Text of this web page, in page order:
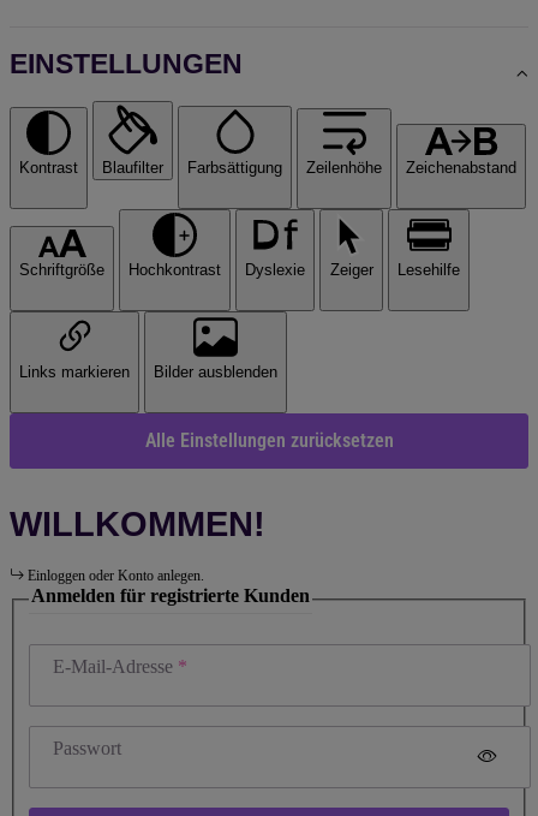
EINSTELLUNGEN
Kontrast Blaufilter Farbsättigung Zeilenhöhe Zeichenabstand
Schriftgröße Hochkontrast Dyslexie Zeiger Lesehilfe
Links markieren Bilder ausblenden
Alle Einstellungen zurücksetzen
WILLKOMMEN!
Einloggen oder Konto anlegen.
Anmelden für registrierte Kunden
E-Mail-Adresse
Passwort